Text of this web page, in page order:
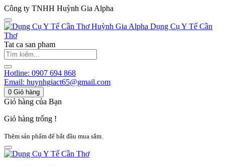
Công ty TNHH Huỳnh Gia Alpha
Huỳnh Gia Alpha Dụng Cụ Y Tế Cần
Thơ
Tat ca san pham
Hotline: 0907 694 868
Email: huynhgiact65@gmail.com
0 Giỏ hàng
Giỏ hàng của Bạn
Giỏ hàng trống !
Thêm sản phẩm để bắt đầu mua sắm.